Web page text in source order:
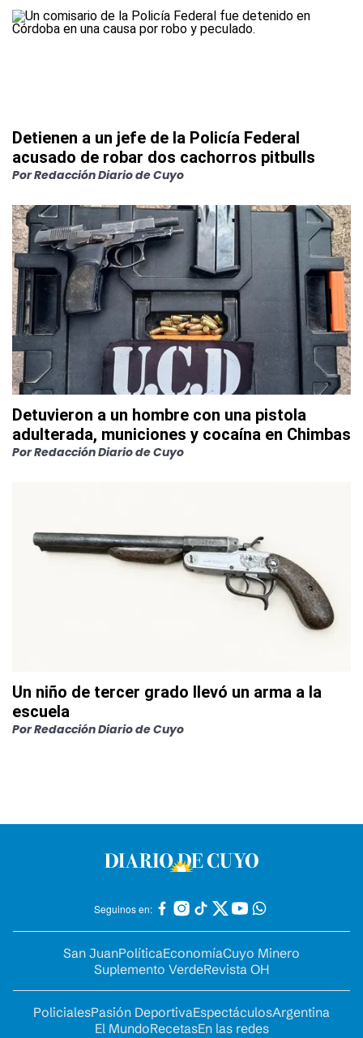
Detienen a un jefe de la Policía Federal
acusado de robar dos cachorros pitbulls
PorRedacción Diario de Cuyo
Detuvieron a un hombre con una pistola
adulterada, municiones y cocaína en Chimbas
PorRedacción Diario de Cuyo
Un niño de tercer grado llevó un arma a la
escuela
PorRedacción Diario de Cuyo
Seguinos en:
San JuanPolíticaEconomíaCuyo Minero
Suplemento VerdeRevista OH
PolicialesPasión DeportivaEspectáculosArgentina
El MundoRecetasEn las redes